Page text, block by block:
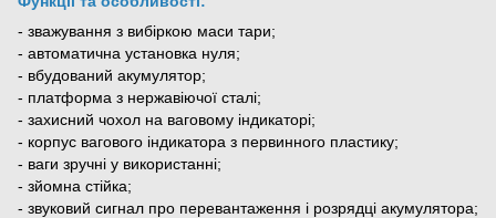
- зважування з вибіркою маси тари;
- автоматична установка нуля;
- вбудований акумулятор;
- платформа з нержавіючої сталі;
- захисний чохол на ваговому індикаторі;
- корпус вагового індикатора з первинного пластику;
- ваги зручні у використанні;
- зйомна стійка;
- звуковий сигнал про перевантаження і розрядці акумулятора;